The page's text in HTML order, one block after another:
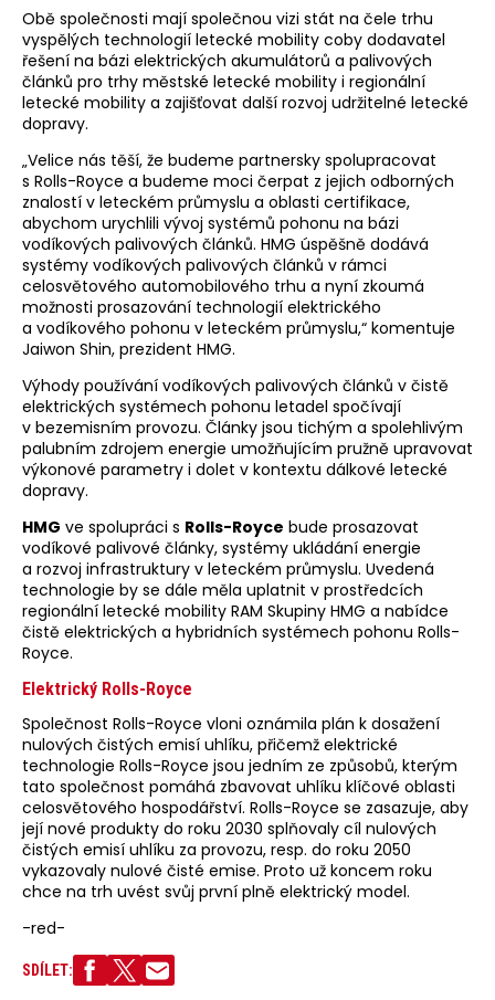
Obě společnosti mají společnou vizi stát na čele trhu
vyspělých technologií letecké mobility coby dodavatel
řešení na bázi elektrických akumulátorů a palivových
článků pro trhy městské letecké mobility i regionální
letecké mobility a zajišťovat další rozvoj udržitelné letecké
dopravy.
„Velice nás těší, že budeme partnersky spolupracovat
s Rolls-Royce a budeme moci čerpat z jejich odborných
znalostí v leteckém průmyslu a oblasti certifikace,
abychom urychlili vývoj systémů pohonu na bázi
vodíkových palivových článků. HMG úspěšně dodává
systémy vodíkových palivových článků v rámci
celosvětového automobilového trhu a nyní zkoumá
možnosti prosazování technologií elektrického
a vodíkového pohonu v leteckém průmyslu,“ komentuje
Jaiwon Shin, prezident HMG.
Výhody používání vodíkových palivových článků v čistě
elektrických systémech pohonu letadel spočívají
v bezemisním provozu. Články jsou tichým a spolehlivým
palubním zdrojem energie umožňujícím pružně upravovat
výkonové parametry i dolet v kontextu dálkové letecké
dopravy.
HMG ve spolupráci s Rolls-Royce bude prosazovat
vodíkové palivové články, systémy ukládání energie
a rozvoj infrastruktury v leteckém průmyslu. Uvedená
technologie by se dále měla uplatnit v prostředcích
regionální letecké mobility RAM Skupiny HMG a nabídce
čistě elektrických a hybridních systémech pohonu Rolls-
Royce.
Elektrický Rolls-Royce
Společnost Rolls-Royce vloni oznámila plán k dosažení
nulových čistých emisí uhlíku, přičemž elektrické
technologie Rolls-Royce jsou jedním ze způsobů, kterým
tato společnost pomáhá zbavovat uhlíku klíčové oblasti
celosvětového hospodářství. Rolls-Royce se zasazuje, aby
její nové produkty do roku 2030 splňovaly cíl nulových
čistých emisí uhlíku za provozu, resp. do roku 2050
vykazovaly nulové čisté emise. Proto už koncem roku
chce na trh uvést svůj první plně elektrický model.
-red-
SDÍLET: